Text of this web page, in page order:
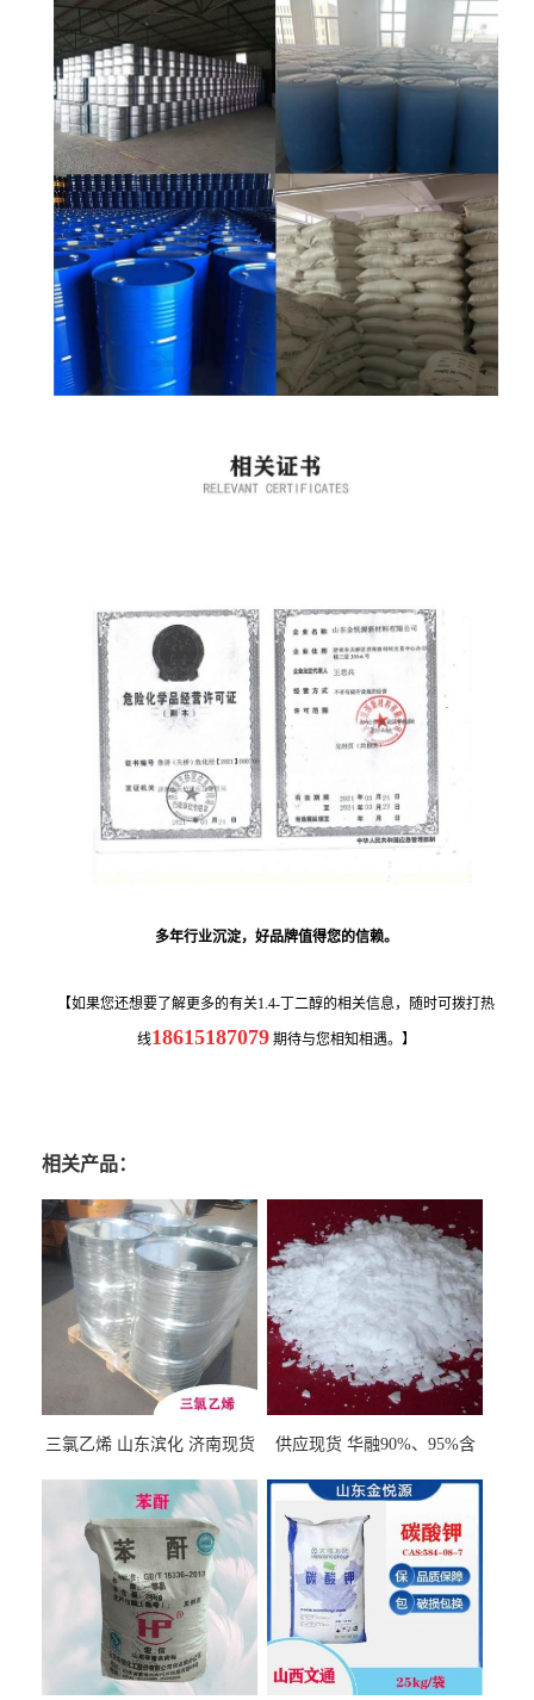
多年行业沉淀，好品牌值得您的信赖。
【如果您还想要了解更多的有关1.4-丁二醇的相关信息，随时可拨打热
线18615187079期待与您相知相遇。】
相关产品：
三氯乙烯 山东滨化 济南现货
供应现货 华融90%、95%含